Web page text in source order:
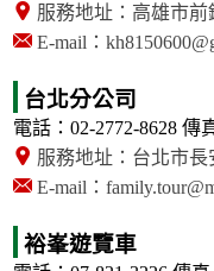
服務地址：高雄市前
E-mail：
台北分公司
電話：02-2772-8628 傳
服務地址：台北市長
E-mail：
裕峯遊覽車